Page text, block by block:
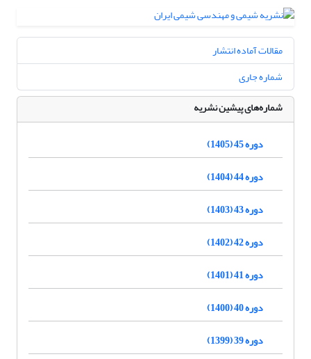
مقالات آماده انتشار
شماره جاری
شماره‌های پیشین نشریه
دوره 45 (1405)
دوره 44 (1404)
دوره 43 (1403)
دوره 42 (1402)
دوره 41 (1401)
دوره 40 (1400)
دوره 39 (1399)